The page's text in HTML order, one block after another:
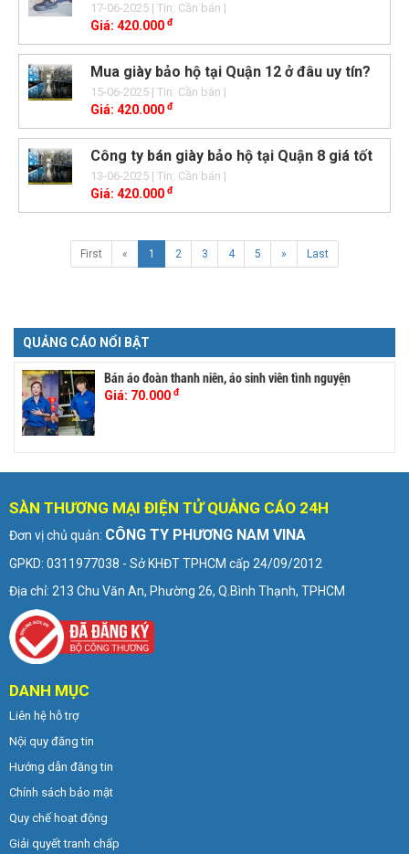
17-06-2025| Tin: Cần bán |
Giá: 420.000 đ
Mua giày bảo hộ tại Quận 12 ở đâu uy tín?
15-06-2025| Tin: Cần bán |
Giá: 420.000 đ
Công ty bán giày bảo hộ tại Quận 8 giá tốt
13-06-2025| Tin: Cần bán |
Giá: 420.000 đ
First « 1 2 3 4 5 » Last
QUẢNG CÁO NỔI BẬT
Bán áo đoàn thanh niên, áo sinh viên tình nguyện
Giá: 70.000 đ
SÀN THƯƠNG MẠI ĐIỆN TỬ QUẢNG CÁO 24H
Đơn vị chủ quản: CÔNG TY PHƯƠNG NAM VINA
GPKD: 0311977038 - Sở KHĐT TPHCM cấp 24/09/2012
Địa chỉ: 213 Chu Văn An, Phường 26, Q.Bình Thạnh, TPHCM
DANH MỤC
Liên hệ hỗ trợ
Nội quy đăng tin
Hướng dẫn đăng tin
Chính sách bảo mật
Quy chế hoạt động
Giải quyết tranh chấp